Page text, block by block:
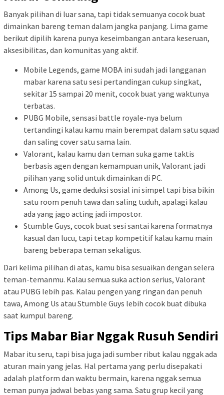
Banyak pilihan di luar sana, tapi tidak semuanya cocok buat
dimainkan bareng teman dalam jangka panjang. Lima game
berikut dipilih karena punya keseimbangan antara keseruan,
aksesibilitas, dan komunitas yang aktif.
Mobile Legends, game MOBA ini sudah jadi langganan
mabar karena satu sesi pertandingan cukup singkat,
sekitar 15 sampai 20 menit, cocok buat yang waktunya
terbatas.
PUBG Mobile, sensasi battle royale-nya belum
tertandingi kalau kamu main berempat dalam satu squad
dan saling cover satu sama lain.
Valorant, kalau kamu dan teman suka game taktis
berbasis agen dengan kemampuan unik, Valorant jadi
pilihan yang solid untuk dimainkan di PC.
Among Us, game deduksi sosial ini simpel tapi bisa bikin
satu room penuh tawa dan saling tuduh, apalagi kalau
ada yang jago acting jadi impostor.
Stumble Guys, cocok buat sesi santai karena formatnya
kasual dan lucu, tapi tetap kompetitif kalau kamu main
bareng beberapa teman sekaligus.
Dari kelima pilihan di atas, kamu bisa sesuaikan dengan selera
teman-temanmu. Kalau semua suka action serius, Valorant
atau PUBG lebih pas. Kalau pengen yang ringan dan penuh
tawa, Among Us atau Stumble Guys lebih cocok buat dibuka
saat kumpul bareng.
Tips Mabar Biar Nggak Rusuh Sendiri
Mabar itu seru, tapi bisa juga jadi sumber ribut kalau nggak ada
aturan main yang jelas. Hal pertama yang perlu disepakati
adalah platform dan waktu bermain, karena nggak semua
teman punya jadwal bebas yang sama. Satu grup kecil yang